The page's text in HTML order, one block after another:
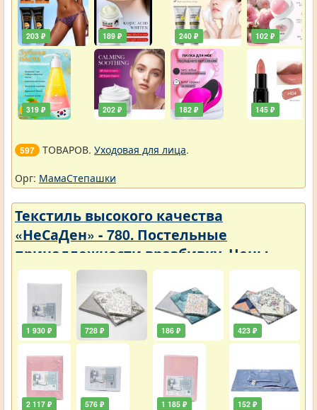
203 ₽
319 ₽
189 ₽
202 ₽
240 ₽
182 ₽
102 ₽
145 ₽
597 ТОВАРОВ. Уходовая для лица.
Орг: МамаСтепашки
Текстиль высокого качества
«НеСаДен» - 780. Постельные
принадлежности вразбивку. Цены
упали
1 930 ₽
2 117 ₽
728 ₽
576 ₽
186 ₽
1 185 ₽
423 ₽
152 ₽